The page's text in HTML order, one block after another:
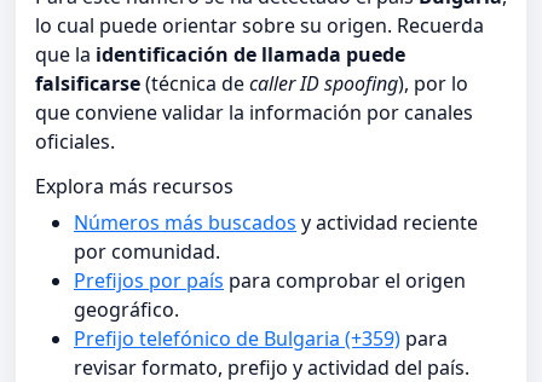
lo cual puede orientar sobre su origen. Recuerda
que la identificación de llamada puede
falsificarse(técnica decaller ID spoofing), por lo
que conviene validar la información por canales
oficiales.
Explora más recursos
Números más buscados y actividad reciente
por comunidad.
Prefijos por país para comprobar el origen
geográfico.
Prefijo telefónico de Bulgaria (+359) para
revisar formato, prefijo y actividad del país.